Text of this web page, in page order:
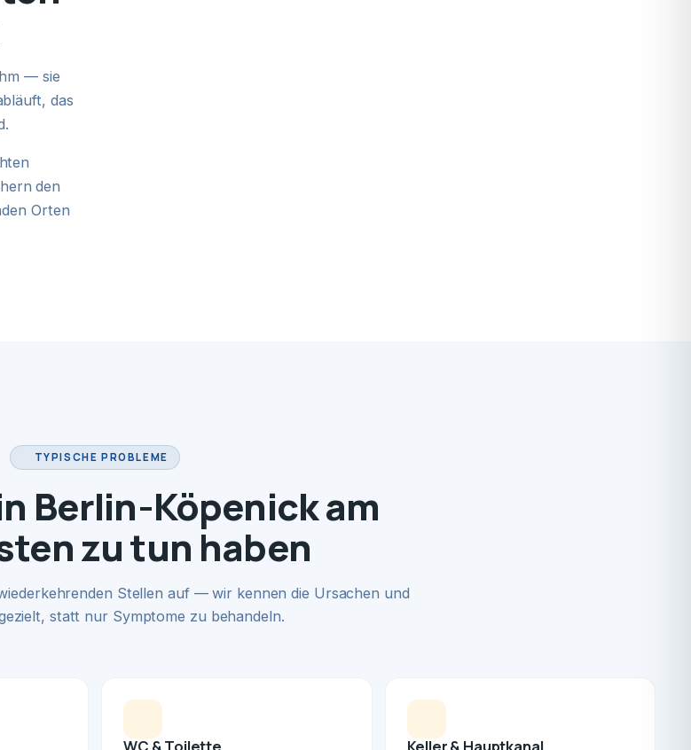
— sie
das
den
Orten
TYPISCHE PROBLEME
Berlin-Köpenick am
zu tun haben
Stellen auf — wir kennen die Ursachen und
statt nur Symptome zu behandeln.
WC & Toilette Keller & Hauptkanal